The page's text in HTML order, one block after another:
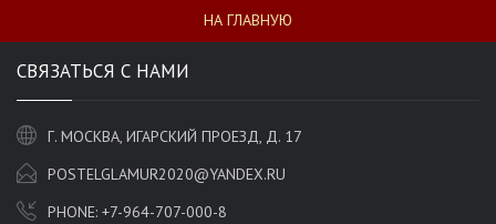
НА ГЛАВНУЮ
СВЯЗАТЬСЯ С НАМИ
Г. МОСКВА, ИГАРСКИЙ ПРОЕЗД, Д. 17
POSTELGLAMUR2020@YANDEX.RU
PHONE: +7-964-707-000-8